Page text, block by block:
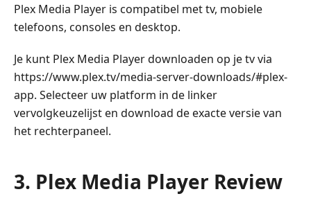
Plex Media Player is compatibel met tv, mobiele
telefoons, consoles en desktop.
Je kunt Plex Media Player downloaden op je tv via
https://www.plex.tv/media-server-downloads/#plex-
app. Selecteer uw platform in de linker
vervolgkeuzelijst en download de exacte versie van
het rechterpaneel.
3. Plex Media Player Review